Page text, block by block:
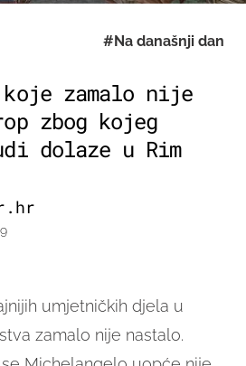
#Na današnji dan
koje zamalo nije
zbog kojeg
dolaze u Rim
umjetničkih djela u
zamalo nije nastalo.